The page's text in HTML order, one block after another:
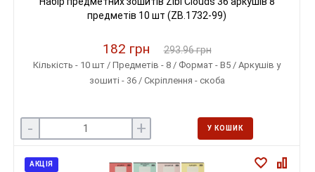
предметів 10 шт (ZB.1732-99)
182 грн 293.96 грн
Кількість - 10 шт / Предметів - 8 / Формат - B5 / Аркушів у
зошиті - 36 / Скріплення - скоба
- + У КОШИК
АКЦІЯ